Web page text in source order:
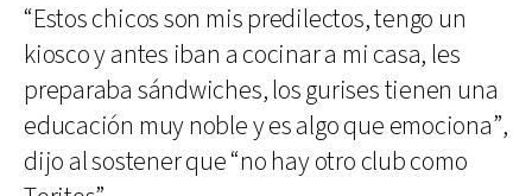
“Estos chicos son mis predilectos, tengo un
kiosco y antes iban a cocinar a mi casa, les
preparaba sándwiches, los gurises tienen una
educación muy noble y es algo que emociona”,
dijo al sostener que “no hay otro club como